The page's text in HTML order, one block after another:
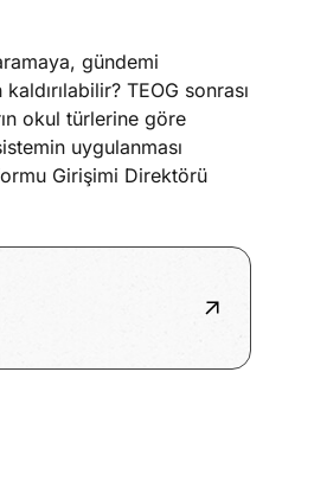
gündemi
TEOG sonrası
okul türlerine göre
uygulanması
Girişimi Direktörü